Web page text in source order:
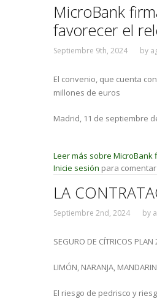
MicroBank
favorecer el
Septiembre 9th, 2024 by
El convenio, que cuenta
millones de euros
Madrid, 11 de septiembre
Leer más sobre MicroBank
Inicie sesión para comentar
LA
Septiembre 2nd, 2024 by
SEGURO DE CÍTRICOS PLAN
LIMÓN, NARANJA,
El riesgo de pedrisco y